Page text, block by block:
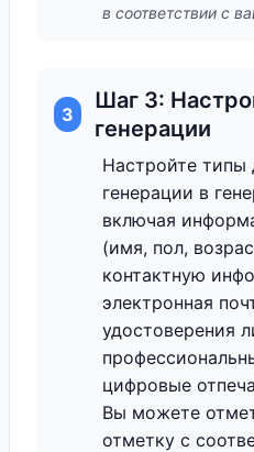
в соответствии с
3
Шаг 3:
генерации
Настройте типы
генерации в
включая
(имя, пол,
контактную
электронная
удостоверения
цифровые
Вы можете
отметку с